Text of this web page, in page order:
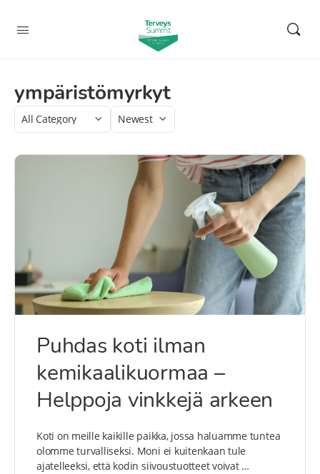
ympäristömyrkyt
Category
Sort
Puhdas koti ilman
kemikaalikuormaa –
Helppoja vinkkejä arkeen
Koti on meille kaikille paikka, jossa haluamme tuntea
olomme turvalliseksi. Moni ei kuitenkaan tule
ajatelleeksi, että kodin siivoustuotteet voivat …